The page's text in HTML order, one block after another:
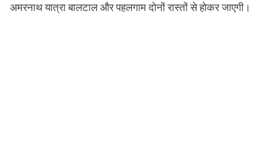
अमरनाथ यात्रा बालटाल और पहलगाम दोनों रास्तों से होकर जाएगी।